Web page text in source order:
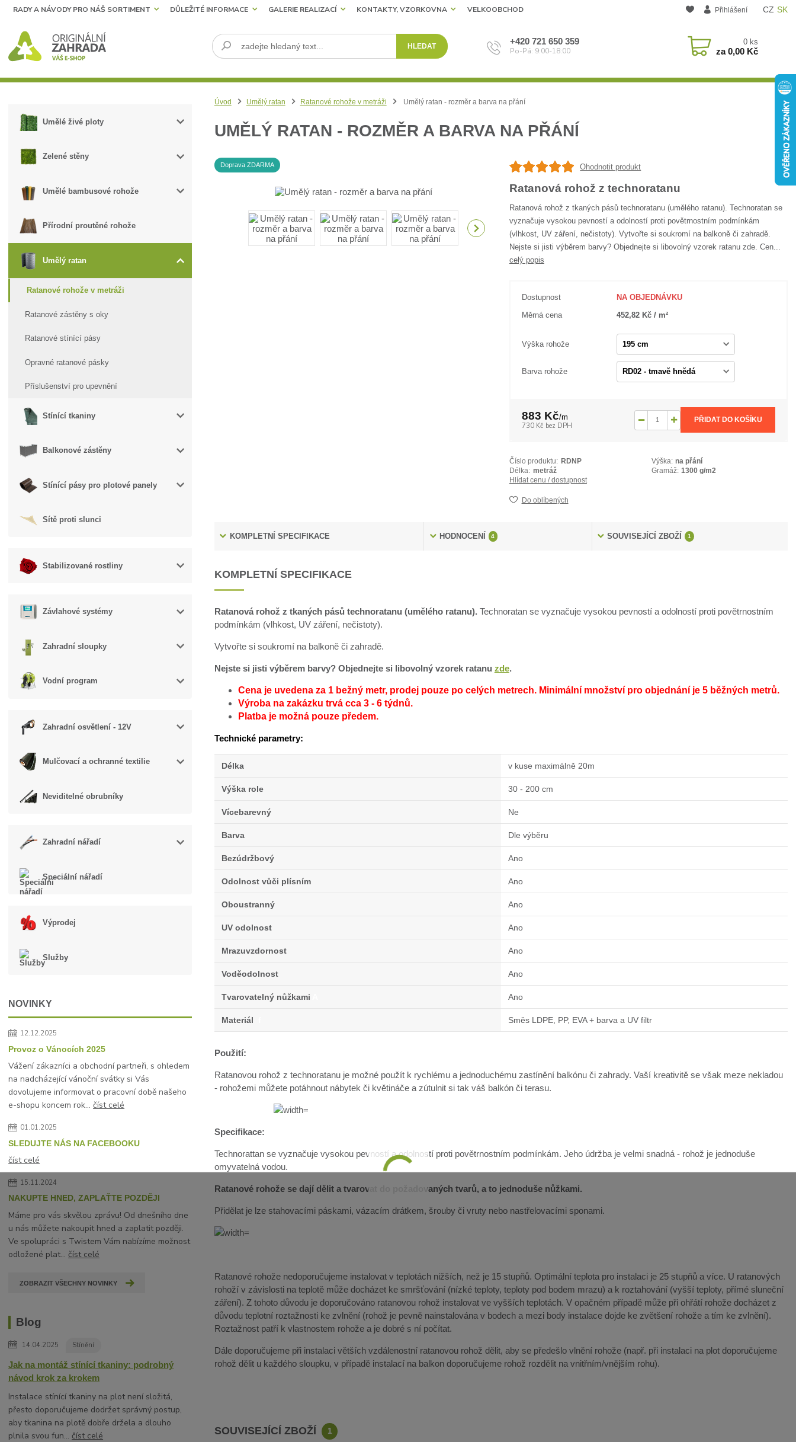
CZ SK
RADY A NÁVODY PRO NÁŠ SORTIMENT DŮLEŽITÉ INFORMACE GALERIE REALIZACÍ KONTAKTY, VZORKOVNA VELKOOBCHOD Přihlášení
HLEDAT +420 721 650 359
Po-Pá: 9:00-18:00
0 ks
za0,00 Kč
Umělé živé ploty
Zelené stěny
Umělé bambusové rohože
Přírodní proutěné rohože
Umělý ratan
Ratanové rohože v metráži
Ratanové zástěny s oky
Ratanové stínící pásy
Opravné ratanové pásky
Příslušenství pro upevnění
Stínící tkaniny
Balkonové zástěny
Stínící pásy pro plotové panely
Sítě proti slunci
Stabilizované rostliny
Závlahové systémy
Zahradní sloupky
Vodní program
Zahradní osvětlení - 12V
Mulčovací a ochranné textilie
Neviditelné obrubníky
Zahradní nářadí
Speciální nářadí
Výprodej
Služby
NOVINKY
12.12.2025
Provoz o Vánocích 2025
Vážení zákazníci a obchodní partneři, s ohledem
na nadcházející vánoční svátky si Vás
dovolujeme informovat o pracovní době našeho
e-shopu koncem rok...číst celé
01.01.2025
SLEDUJTE NÁS NA FACEBOOKU
číst celé
15.11.2024
NAKUPTE HNED, ZAPLAŤTE POZDĚJI
Máme pro vás skvělou zprávu! Od dnešního dne
u nás můžete nakoupit hned a zaplatit později.
Ve spolupráci s Twistem Vám nabízíme možnost
odložené plat...číst celé
ZOBRAZIT VŠECHNY NOVINKY
Blog
14.04.2025 Stínění
Jak na montáž stínící tkaniny: podrobný
návod krok za krokem
Instalace stínící tkaniny na plot není složitá,
přesto doporučujeme dodržet správný postup,
aby tkanina na plotě dobře držela a dlouho
plnila svou fun...číst celé
Úvod Umělý ratan Ratanové rohože v metráži Umělý ratan - rozměr a barva na přání
UMĚLÝ RATAN - ROZMĚR A BARVA NA PŘÁNÍ
Doprava ZDARMA Ohodnotit produkt
Ratanová rohož z technoratanu
Ratanová rohož z tkaných pásů technoratanu (umělého ratanu). Technoratan se
vyznačuje vysokou pevností a odolností proti povětrnostním podmínkám
(vlhkost, UV záření, nečistoty). Vytvořte si soukromí na balkoně či zahradě.
Nejste si jisti výběrem barvy? Objednejte si libovolný vzorek ratanu zde. Cen...
celý popis
Dostupnost NA OBJEDNÁVKU
Měrná cena 452,82 Kč / m²
Výška rohože
Barva rohože
883 Kč/m
730 Kč bez DPH
PŘIDAT DO KOŠÍKU
Číslo produktu: RDNP Výška: na přání
Délka: metráž Gramáž: 1300 g/m2
Hlídat cenu / dostupnost
Do oblíbených
KOMPLETNÍ SPECIFIKACE HODNOCENÍ 4 SOUVISEJÍCÍ ZBOŽÍ 1
KOMPLETNÍ SPECIFIKACE
Ratanová rohož z tkaných pásů technoratanu (umělého ratanu).Technoratan se vyznačuje vysokou pevností a odolností proti povětrnostním
podmínkám (vlhkost, UV záření, nečistoty).
Vytvořte si soukromí na balkoně či zahradě.
Nejste si jisti výběrem barvy? Objednejte si libovolný vzorek ratanu zde.
Cena je uvedena za 1 bežný metr, prodej pouze po celých metrech. Minimální množství pro objednání je 5 běžných metrů.
Výroba na zakázku trvá cca 3 - 6 týdnů.
Platba je možná pouze předem.
Technické parametry:
Délka v kuse maximálně 20m
Výška role 30 - 200 cm
Vícebarevný Ne
Barva Dle výběru
Bezúdržbový Ano
Odolnost vůči plísním Ano
Oboustranný Ano
UV odolnost Ano
Mrazuvzdornost Ano
Voděodolnost Ano
Tvarovatelný nůžkami Ano
Materiál Směs LDPE, PP, EVA + barva a UV filtr
Použití:
Ratanovou rohož z technoratanu je možné použít k rychlému a jednoduchému zastínění balkónu či zahrady. Vaší kreativitě se však meze nekladou
- rohožemi můžete potáhnout nábytek či květináče a zútulnit si tak váš balkón či terasu.
Specifikace:
Technorattan se vyznačuje vysokou pevností a odolností proti povětrnostním podmínkám. Jeho údržba je velmi snadná - rohož je jednoduše
omyvatelná vodou.
Ratanové rohože se dají dělit a tvarovat do požadovaných tvarů, a to jednoduše nůžkami.
Přidělat je lze stahovacími páskami, vázacím drátkem, šrouby či vruty nebo nastřelovacími sponami.
Ratanové rohože nedoporučujeme instalovat v teplotách nižších, než je 15 stupňů. Optimální teplota pro instalaci je 25 stupňů a více. U ratanových
rohoží v závislosti na teplotě může docházet ke smršťování (nízké teploty, teploty pod bodem mrazu) a k roztahování (vyšší teploty, přímé sluneční
záření). Z tohoto důvodu je doporučováno ratanovou rohož instalovat ve vyšších teplotách. V opačném případě může při ohřátí rohože docházet z
důvodu teplotní roztažnosti ke zvlnění (rohož je pevně nainstalována v bodech a mezi body instalace dojde ke zvětšení rohože a tím ke zvlnění).
Roztažnost patří k vlastnostem rohože a je dobré s ní počítat.
Dále doporučujeme při instalaci větších vzdálenostní ratanovou rohož dělit, aby se předešlo vlnění rohože (např. při instalaci na plot doporučujeme
rohož dělit u každého sloupku, v případě instalací na balkon doporučujeme rohož rozdělit na vnitřním/vnějším rohu).
SOUVISEJÍCÍ ZBOŽÍ 1